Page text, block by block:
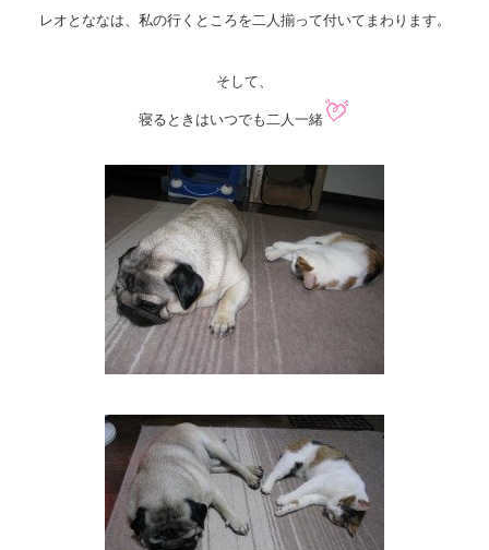
レオとななは、私の行くところを二人揃って付いてまわります。
そして、
寝るときはいつでも二人一緒